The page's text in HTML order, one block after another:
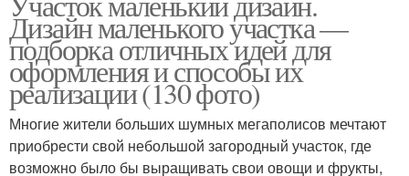
Дизайн маленького участка —
подборка отличных идей для
оформления и способы их
реализации (130 фото)
Многие жители больших шумных мегаполисов мечтают
приобрести свой небольшой загородный участок, где
возможно было бы выращивать свои овощи и фрукты,